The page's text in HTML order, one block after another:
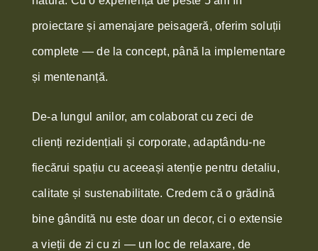
proiectare și amenajare peisageră, oferim soluții
complete — de la concept, până la implementare
și mentenanță.
De-a lungul anilor, am colaborat cu zeci de
clienți rezidențiali și corporate, adaptându-ne
fiecărui spațiu cu aceeași atenție pentru detaliu,
calitate și sustenabilitate. Credem că o grădină
bine gândită nu este doar un decor, ci o extensie
a vieții de zi cu zi — un loc de relaxare, de